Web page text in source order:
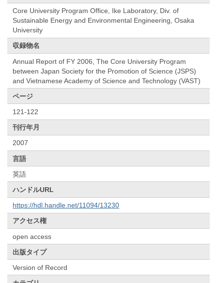
Core University Program Office, Ike Laboratory, Div. of
Sustainable Energy and Environmental Engineering, Osaka
University
収録物名
Annual Report of FY 2006, The Core University Program
between Japan Society for the Promotion of Science (JSPS)
and Vietnamese Academy of Science and Technology (VAST)
ページ
121-122
刊行年月
2007
言語
英語
ハンドルURL
https://hdl.handle.net/11094/13230
アクセス権
open access
出版タイプ
Version of Record